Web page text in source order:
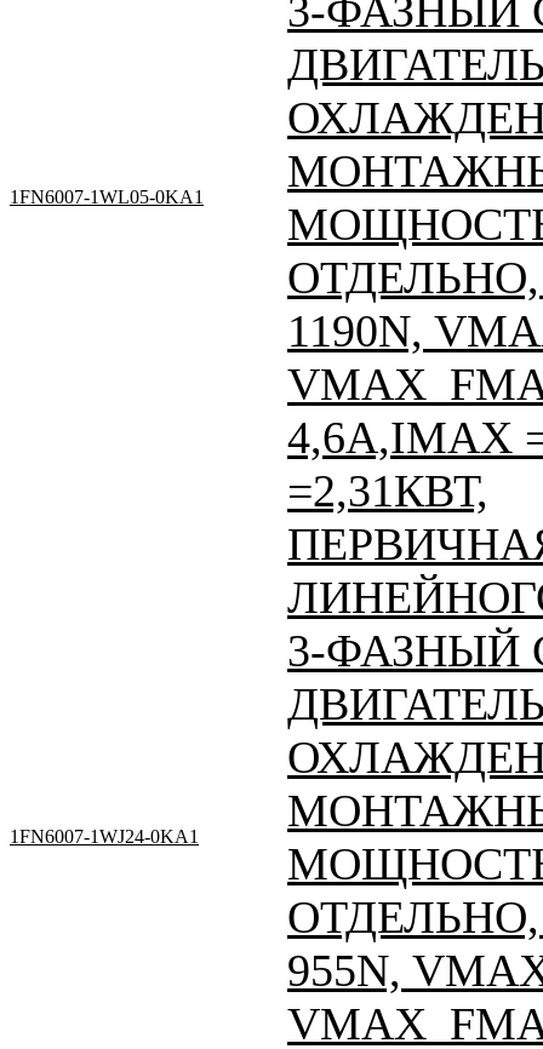
1FN6007-1WL05-0KA1
3-ФАЗНЫЙ
ОТДЕЛЬНО,
1190N,
4,6A,IMAX
=2,31КВТ,
1FN6007-1WJ24-0KA1
3-ФАЗНЫЙ
ОТДЕЛЬНО,
955N,